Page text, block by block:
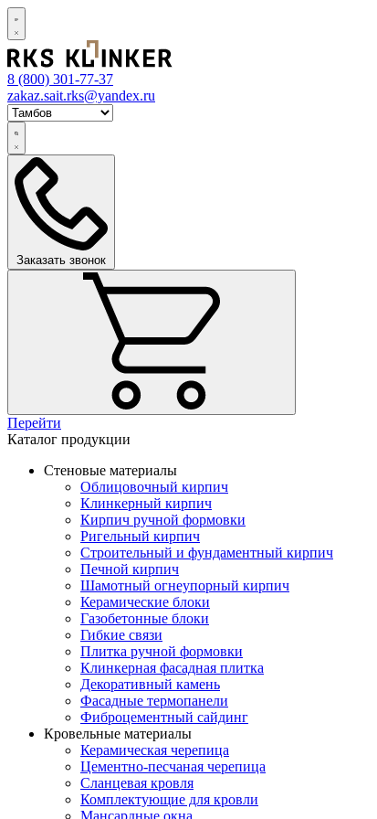
8 (800) 301-77-37
zakaz.sait.rks@yandex.ru
Заказать звонок
Перейти
Каталог продукции
Стеновые материалы
Облицовочный кирпич
Клинкерный кирпич
Кирпич ручной формовки
Ригельный кирпич
Строительный и фундаментный кирпич
Печной кирпич
Шамотный огнеупорный кирпич
Керамические блоки
Газобетонные блоки
Гибкие связи
Плитка ручной формовки
Клинкерная фасадная плитка
Декоративный камень
Фасадные термопанели
Фиброцементный сайдинг
Кровельные материалы
Керамическая черепица
Цементно-песчаная черепица
Сланцевая кровля
Комплектующие для кровли
Мансардные окна